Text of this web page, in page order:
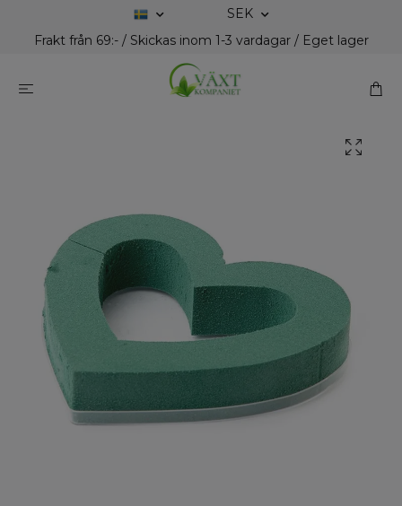
SEK
Frakt från 69:- / Skickas inom 1-3 vardagar / Eget lager